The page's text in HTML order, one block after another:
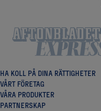
HA KOLL PÅ DINA RÄTTIGHETER
VÅRT FÖRETAG
VÅRA PRODUKTER
PARTNERSKAP